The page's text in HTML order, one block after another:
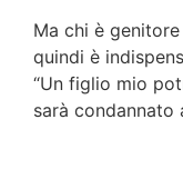
Ma chi è
quindi è
“Un figlio mio
sarà condannato